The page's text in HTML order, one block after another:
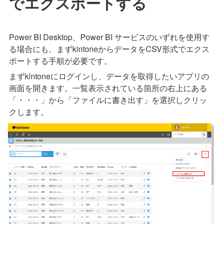
Power BI Desktop、Power BI サービスのいずれを使用す
る場合にも、まずkintoneからデータをCSV形式でエクス
ポートする手順が必要です。
まずkintoneにログインし、データを取得したいアプリの
画面を開きます。一覧表示されている箇所の右上にある
「・・・」から「ファイルに書き出す」を選択しクリッ
クします。